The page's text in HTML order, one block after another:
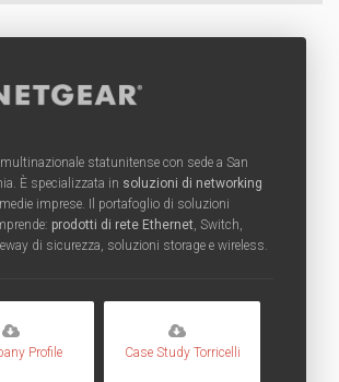
statunitense con sede a San
È specializzata in soluzioni di networking
imprese. Il portafoglio di soluzioni
prodotti di rete Ethernet , Switch,
di sicurezza, soluzioni storage e wireless.
Profile Case Study Torricelli